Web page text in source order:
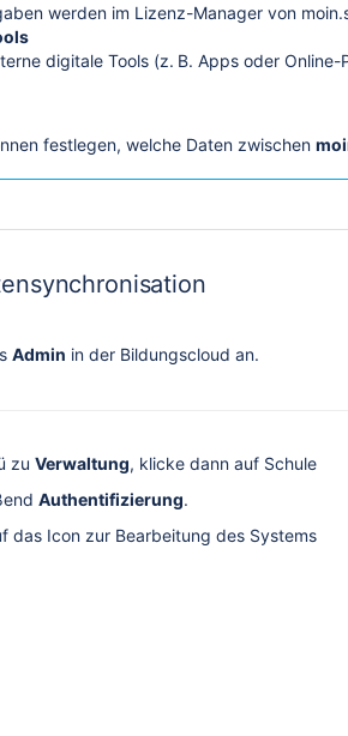
werden im Lizenz-Manager von
digitale Tools (z. B. Apps oder
festlegen, welche Daten zwischen
Admin in der Bildungscloud an.
zu Verwaltung, klicke dann auf Schule
Authentifizierung.
das Icon zur Bearbeitung des Systems